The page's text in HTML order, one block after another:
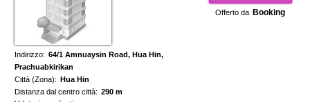
Offerto da Booking
Indirizzo: 64/1 Amnuaysin Road, Hua Hin,
Prachuabkirikan
Città (Zona): Hua Hin
Distanza dal centro città: 290 m